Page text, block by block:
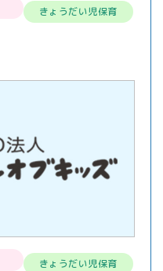
きょうだい児保育
きょうだい児保育